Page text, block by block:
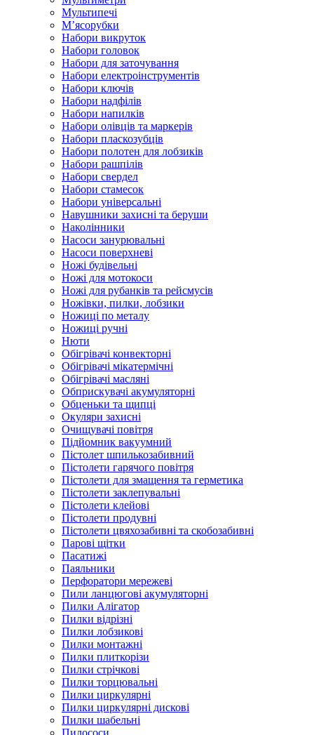
Мультипечі
М’ясорубки
Набори викруток
Набори головок
Набори для заточування
Набори електроінструментів
Набори ключів
Набори надфілів
Набори напилків
Набори олівців та маркерів
Набори пласкозубців
Набори полотен для лобзиків
Набори рашпілів
Набори свердел
Набори стамесок
Набори універсальні
Навушники захисні та беруши
Наколінники
Насоси занурювальні
Насоси поверхневі
Ножі будівельні
Ножі для мотокоси
Ножі для рубанків та рейсмусів
Ножівки, пилки, лобзики
Ножиці по металу
Ножиці ручні
Нюти
Обігрівачі конвекторні
Обігрівачі мікатермічні
Обігрівачі масляні
Обприскувачі акумуляторні
Обценьки та щипці
Окуляри захисні
Очищувачі повітря
Підйомник вакуумний
Пістолет шпилькозабивний
Пістолети гарячого повітря
Пістолети для змащення та герметика
Пістолети заклепувальні
Пістолети клейові
Пістолети продувні
Пістолети цвяхозабивні та скобозабивні
Парові щітки
Пасатижі
Паяльники
Перфоратори мережеві
Пили ланцюгові акумуляторні
Пилки Алігатор
Пилки відрізні
Пилки лобзикові
Пилки монтажні
Пилки плиткорізи
Пилки стрічкові
Пилки торцювальні
Пилки циркулярні
Пилки циркулярні дискові
Пилки шабельні
Пилососи